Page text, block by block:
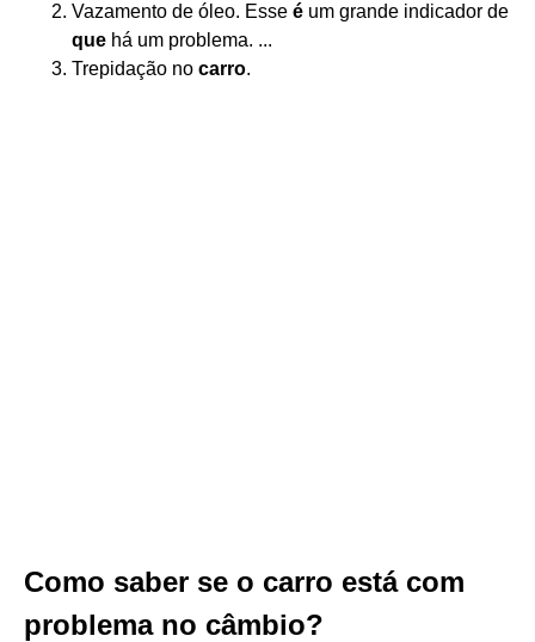
Vazamento de óleo. Esse é um grande indicador de
que há um problema. ...
Trepidação no carro.
Como saber se o carro está com
problema no câmbio?